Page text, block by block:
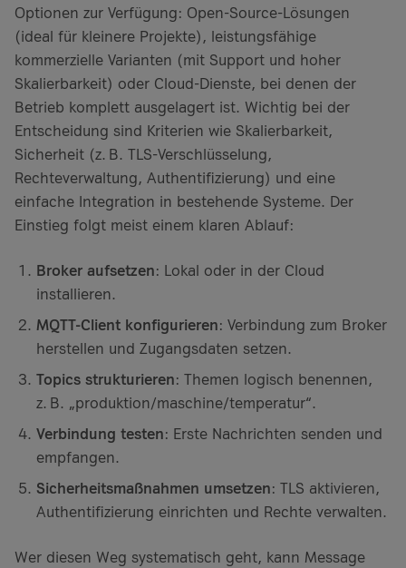
Optionen zur Verfügung: Open-Source-Lösungen
(ideal für kleinere Projekte), leistungsfähige
kommerzielle Varianten (mit Support und hoher
Skalierbarkeit) oder Cloud-Dienste, bei denen der
Betrieb komplett ausgelagert ist. Wichtig bei der
Entscheidung sind Kriterien wie Skalierbarkeit,
Sicherheit (z. B. TLS-Verschlüsselung,
Rechteverwaltung, Authentifizierung) und eine
einfache Integration in bestehende Systeme. Der
Einstieg folgt meist einem klaren Ablauf:
Broker aufsetzen: Lokal oder in der Cloud
installieren.
MQTT-Client konfigurieren: Verbindung zum Broker
herstellen und Zugangsdaten setzen.
Topics strukturieren: Themen logisch benennen,
z. B. „produktion/maschine/temperatur“.
Verbindung testen: Erste Nachrichten senden und
empfangen.
Sicherheitsmaßnahmen umsetzen: TLS aktivieren,
Authentifizierung einrichten und Rechte verwalten.
Wer diesen Weg systematisch geht, kann Message